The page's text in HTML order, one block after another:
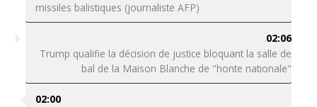
missiles balistiques (journaliste AFP)
02:06
Trump qualifie la décision de justice bloquant la salle de
bal de la Maison Blanche de "honte nationale"
02:00